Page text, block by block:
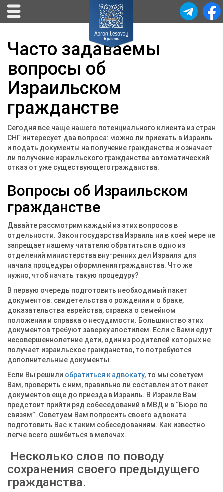
Часто задаваемы
вопросы об
Израильском
гражданстве
Сегодня все чаще нашего потенциального клиента из стран
СНГ интересует два вопроса: можно ли приехать в Израиль
и подать документы на получение гражданства и означает
ли получение израильского гражданства автоматический
отказ от уже существующего гражданства.
Вопросы об Израильском
гражданстве
Давайте рассмотрим каждый из этих вопросов в
отдельности. Закон государства Израиль ни в коей мере не
запрещает нашему читателю обратиться в одно из
отделений министерства внутренних дел Израиля для
начала процедуры оформления гражданства. Что же
нужно, чтоб начать такую процедуру?
В первую очередь подготовить необходимый пакет
документов: свидетельства о рождении и о браке,
доказательства еврейства, справка о семейном
положении и справка о несудимости. Большинство этих
документов требуют заверку апостилем. Если с Вами едут
несовершеннолетние дети, один из родителей которых не
получает израильское гражданство, то потребуются
дополнительные документы.
Если Вы решили обратиться к адвокату, то мы советуем
Вам, проверить с ним, правильно ли составлен этот пакет
документов еще до приезда в Израиль. В Израиле Вам
предстоит прийти ряд собеседований в МВД и в “Бюро по
связям”. Советуем Вам попросить своего адвоката
подготовить Вас к таким собеседованиям. Как известно
легче всего ошибиться в мелочах.
Несколько слов по поводу
сохранения своего предыдущего
гражданства.